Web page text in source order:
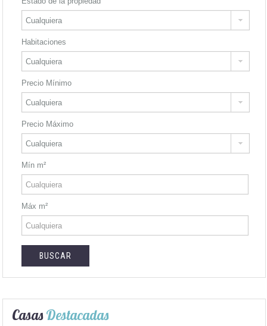
Habitaciones
Precio Mínimo
Precio Máximo
Mín m²
Máx m²
CasasDestacadas